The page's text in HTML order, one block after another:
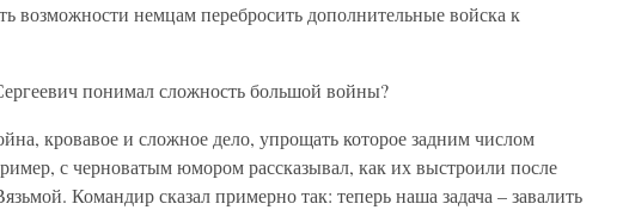
возможности немцам перебросить дополнительные войска к
понимал сложность большой войны?
кровавое и сложное дело, упрощать которое задним числом
с черноватым юмором рассказывал, как их выстроили после
Командир сказал примерно так: теперь наша задача – завалить